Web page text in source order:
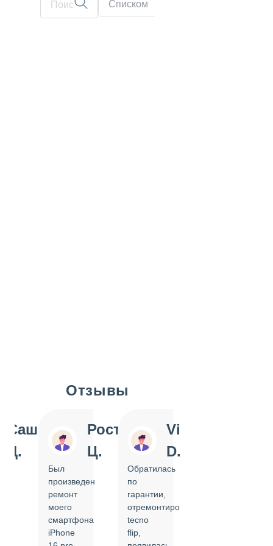
Списком
Отзывы
Саша
Д.
Ростислав
Ц.
Был
произведен
ремонт
моего
смартфона
iPhone
Vi
D.
Обратилась
по
гарантии,
отремонтировать
tecno
flip,